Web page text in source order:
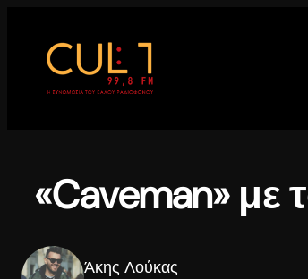
περιεχόμενο
«Caveman»
Άκης Λούκας